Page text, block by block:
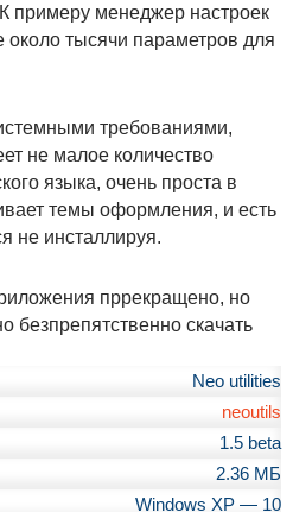
примеру менеджер настроек
около тысячи параметров для
требованиями,
не малое количество
языка, очень проста в
темы оформления, и есть
не инсталлируя.
пррекращено, но
безпрепятственно скачать
Neo utilities
neoutils
1.5 beta
2.36 МБ
Windows XP — 10